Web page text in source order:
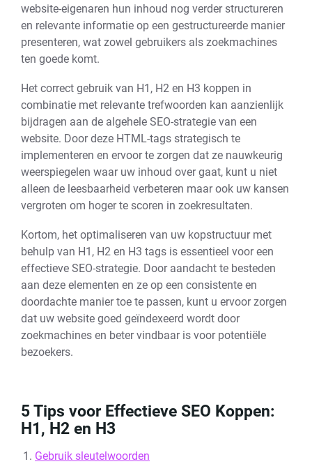
website-eigenaren hun inhoud nog verder structureren
en relevante informatie op een gestructureerde manier
presenteren, wat zowel gebruikers als zoekmachines
ten goede komt.
Het correct gebruik van H1, H2 en H3 koppen in
combinatie met relevante trefwoorden kan aanzienlijk
bijdragen aan de algehele SEO-strategie van een
website. Door deze HTML-tags strategisch te
implementeren en ervoor te zorgen dat ze nauwkeurig
weerspiegelen waar uw inhoud over gaat, kunt u niet
alleen de leesbaarheid verbeteren maar ook uw kansen
vergroten om hoger te scoren in zoekresultaten.
Kortom, het optimaliseren van uw kopstructuur met
behulp van H1, H2 en H3 tags is essentieel voor een
effectieve SEO-strategie. Door aandacht te besteden
aan deze elementen en ze op een consistente en
doordachte manier toe te passen, kunt u ervoor zorgen
dat uw website goed geïndexeerd wordt door
zoekmachines en beter vindbaar is voor potentiële
bezoekers.
5 Tips voor Effectieve SEO Koppen:
H1, H2 en H3
Gebruik sleutelwoorden